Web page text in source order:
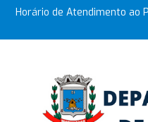
Horário de Atendimento ao